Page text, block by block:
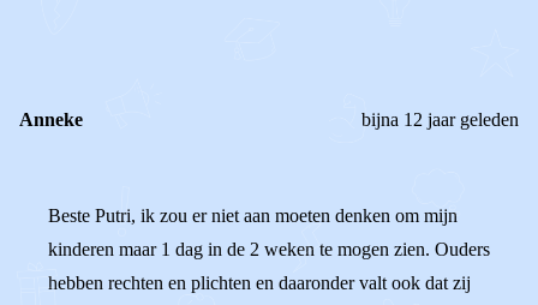
Anneke bijna 12 jaar geleden
Beste Putri, ik zou er niet aan moeten denken om mijn
kinderen maar 1 dag in de 2 weken te mogen zien. Ouders
hebben rechten en plichten en daaronder valt ook dat zij